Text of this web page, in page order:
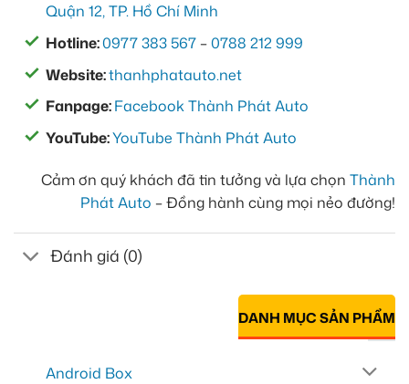
Quận 12, TP. Hồ Chí Minh
Hotline:0977 383 567 –0788 212 999
Website:thanhphatauto.net
Fanpage:Facebook Thành Phát Auto
YouTube:YouTube Thành Phát Auto
Cảm ơn quý khách đã tin tưởng và lựa chọn Thành
Phát Auto – Đồng hành cùng mọi nẻo đường!
Đánh giá (0)
DANH MỤC SẢN PHẨM
Android Box